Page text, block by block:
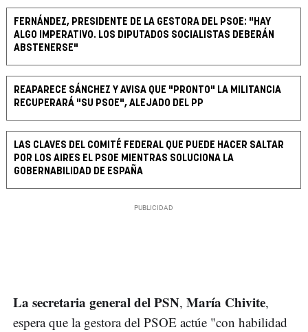
FERNÁNDEZ, PRESIDENTE DE LA GESTORA DEL PSOE: "HAY
ALGO IMPERATIVO. LOS DIPUTADOS SOCIALISTAS DEBERÁN
ABSTENERSE"
REAPARECE SÁNCHEZ Y AVISA QUE "PRONTO" LA MILITANCIA
RECUPERARÁ "SU PSOE", ALEJADO DEL PP
LAS CLAVES DEL COMITÉ FEDERAL QUE PUEDE HACER SALTAR
POR LOS AIRES EL PSOE MIENTRAS SOLUCIONA LA
GOBERNABILIDAD DE ESPAÑA
La secretaria general del PSN, María Chivite,
espera que la gestora del PSOE actúe "con habilidad